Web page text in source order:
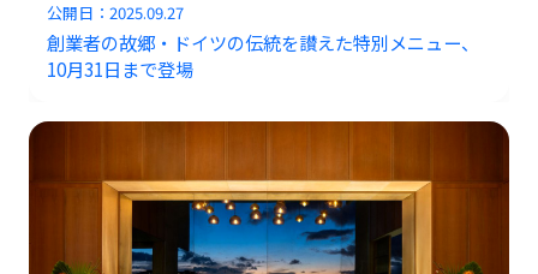
公開日：2025.09.27
創業者の故郷・ドイツの伝統を讃えた特別メニュー、
10月31日まで登場